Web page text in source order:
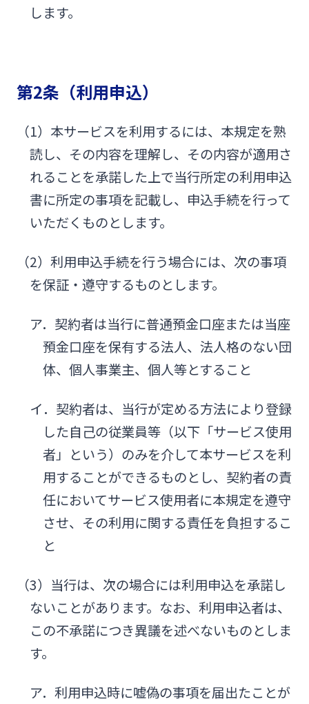
します。
第2条（利用申込）
（1）本サービスを利用するには、本規定を熟
読し、その内容を理解し、その内容が適用さ
れることを承諾した上で当行所定の利用申込
書に所定の事項を記載し、申込手続を行って
いただくものとします。
（2）利用申込手続を行う場合には、次の事項
を保証・遵守するものとします。
ア．契約者は当行に普通預金口座または当座
預金口座を保有する法人、法人格のない団
体、個人事業主、個人等とすること
イ．契約者は、当行が定める方法により登録
した自己の従業員等（以下「サービス使用
者」という）のみを介して本サービスを利
用することができるものとし、契約者の責
任においてサービス使用者に本規定を遵守
させ、その利用に関する責任を負担するこ
と
（3）当行は、次の場合には利用申込を承諾し
ないことがあります。なお、利用申込者は、
この不承諾につき異議を述べないものとしま
す。
ア．利用申込時に嘘偽の事項を届出たことが